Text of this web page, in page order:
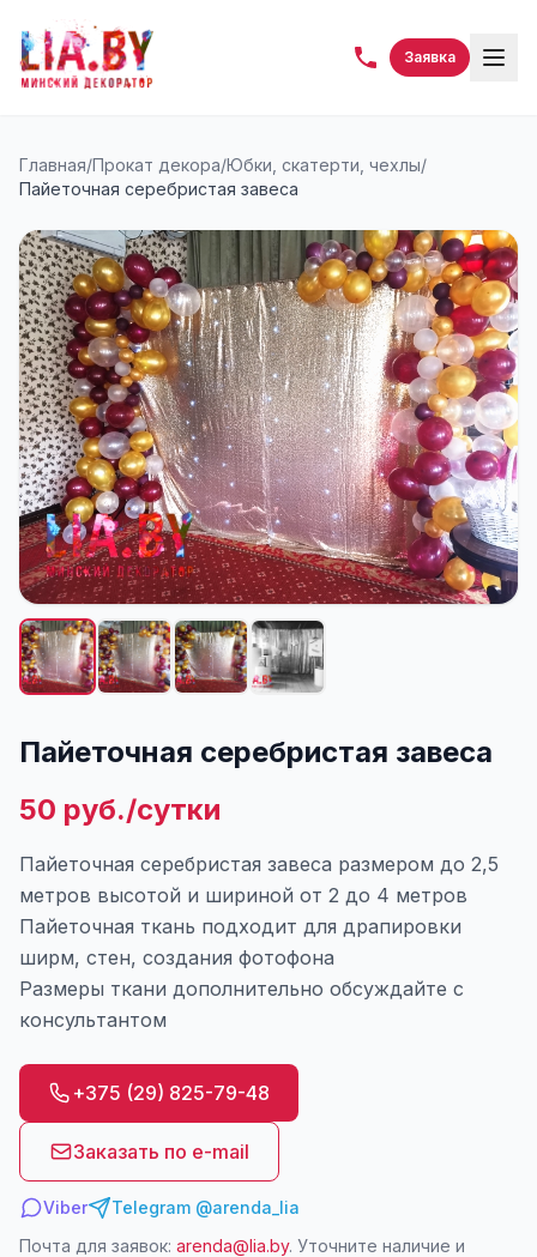
Заявка
Главная/Прокат декора/Юбки, скатерти, чехлы/
Пайеточная серебристая завеса
Пайеточная серебристая завеса
50 руб./сутки
Пайеточная серебристая завеса размером до 2,5
метров высотой и шириной от 2 до 4 метров
Пайеточная ткань подходит для драпировки
ширм, стен, создания фотофона
Размеры ткани дополнительно обсуждайте с
консультантом
+375 (29) 825-79-48
Заказать по e-mail
Viber
Telegram @arenda_lia
Почта для заявок: arenda@lia.by. Уточните наличие и